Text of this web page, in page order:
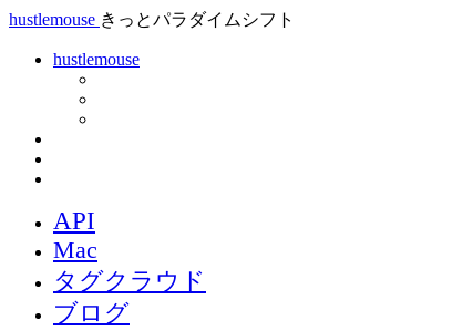
hustlemouse きっとパラダイムシフト
hustlemouse
API
Mac
タグクラウド
ブログ